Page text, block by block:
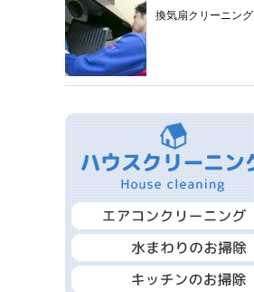
換気扇クリーニング